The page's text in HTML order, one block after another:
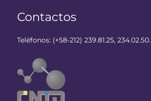
Contactos
Teléfonos: (+58-212) 239.81.25, 234.02.50.